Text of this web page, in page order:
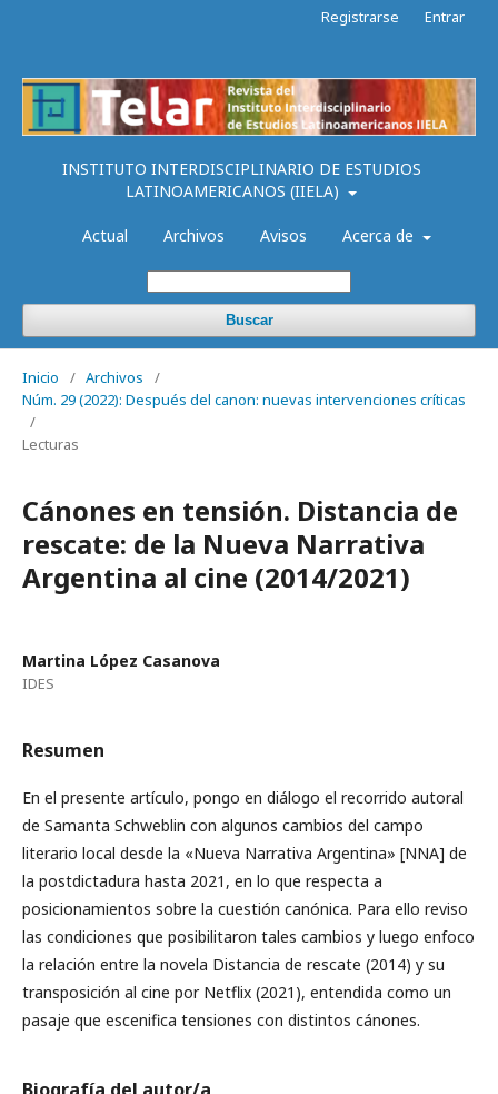
INSTITUTO INTERDISCIPLINARIO DE ESTUDIOS
LATINOAMERICANOS (IIELA)
Actual Archivos Avisos Acerca de
Buscar
Registrarse Entrar
Inicio / Archivos
/
Núm. 29 (2022): Después del canon: nuevas intervenciones críticas
/
Lecturas
Cánones en tensión. Distancia de
rescate: de la Nueva Narrativa
Argentina al cine (2014/2021)
Martina López Casanova
IDES
Resumen
En el presente artículo, pongo en diálogo el recorrido autoral
de Samanta Schweblin con algunos cambios del campo
literario local desde la «Nueva Narrativa Argentina» [NNA] de
la postdictadura hasta 2021, en lo que respecta a
posicionamientos sobre la cuestión canónica. Para ello reviso
las condiciones que posibilitaron tales cambios y luego enfoco
la relación entre la novela Distancia de rescate (2014) y su
transposición al cine por Netflix (2021), entendida como un
pasaje que escenifica tensiones con distintos cánones.